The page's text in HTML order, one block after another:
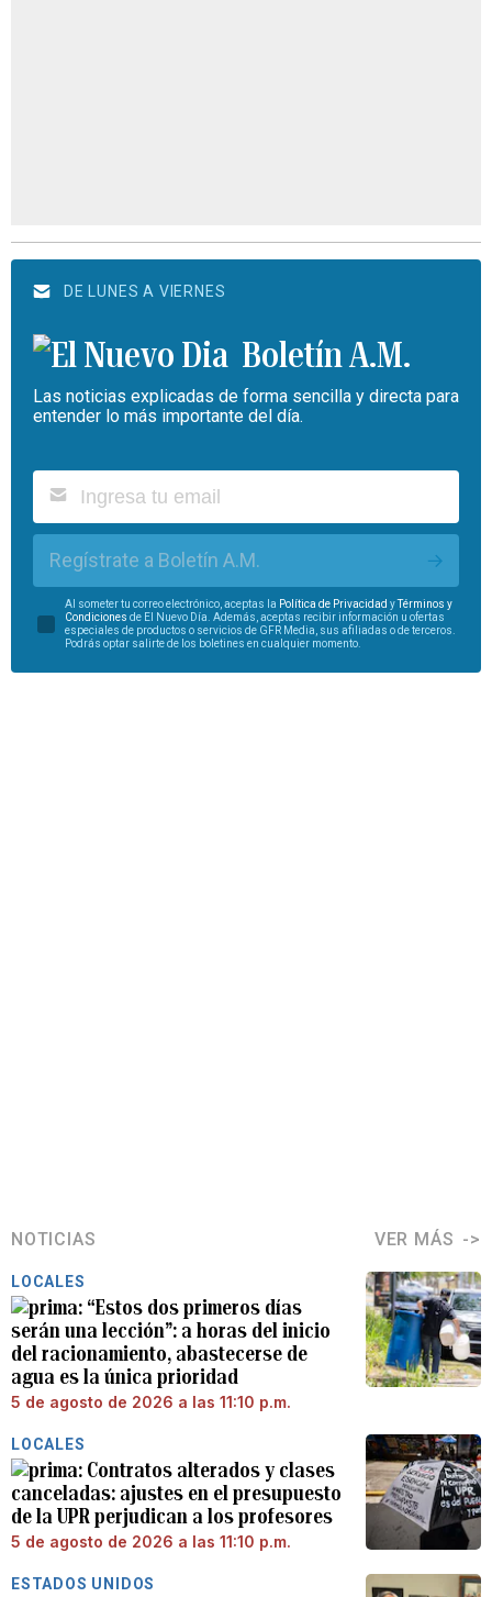
DE LUNES A VIERNES
Boletín A.M.
Las noticias explicadas de forma sencilla y directa para
entender lo más importante del día.
Regístrate a Boletín A.M.
Al someter tu correo electrónico, aceptas la Política de Privacidad yTérminos y
Condiciones de El Nuevo Día. Además, aceptas recibir información u ofertas
especiales de productos o servicios de GFR Media, sus afiliadas o de terceros.
Podrás optar salirte de los boletines en cualquier momento.
NOTICIAS VER MÁS
LOCALES
“Estos dos primeros días
serán una lección”: a horas del inicio
del racionamiento, abastecerse de
agua es la única prioridad
5 de agosto de 2026 a las 11:10 p.m.
LOCALES
Contratos alterados y clases
canceladas: ajustes en el presupuesto
de la UPR perjudican a los profesores
5 de agosto de 2026 a las 11:10 p.m.
ESTADOS UNIDOS